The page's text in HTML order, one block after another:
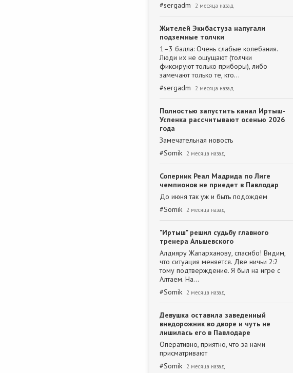
#sergadm 2 месяца назад
Жителей Экибастуза напугали
подземные толчки
1–3 балла: Очень слабые колебания.
Люди их не ощущают (толчки
фиксируют только приборы), либо
замечают только те, кто…
#sergadm 2 месяца назад
Полностью запустить канал Иртыш-
Успенка рассчитывают осенью 2026
года
Замечательная новость
#Somik 2 месяца назад
Соперник Реал Мадрида по Лиге
чемпионов не приедет в Павлодар
До июня так уж и быть подождем
#Somik 2 месяца назад
"Иртыш" решил судьбу главного
тренера Альшевского
Алдияру Жапарханову, спасибо! Видим,
что ситуация меняется. Две ничьи 2:2
тому подтверждение. Я был на игре с
Алтаем. На…
#Somik 2 месяца назад
Девушка оставила заведенный
внедорожник во дворе и чуть не
лишилась его в Павлодаре
Оперативно, приятно, что за нами
присматривают
#Somik 2 месяца назад